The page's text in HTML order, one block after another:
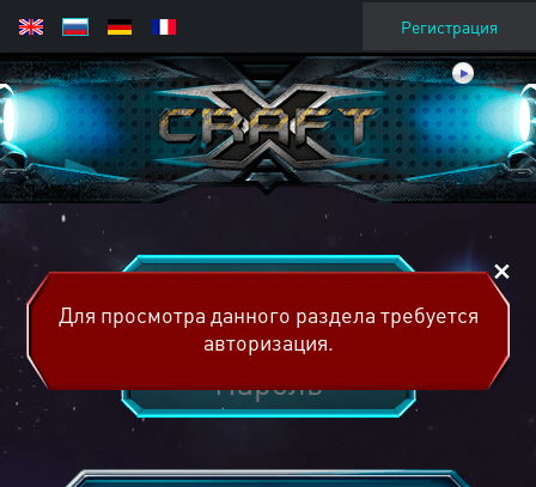
Регистрация
Для просмотра данного раздела требуется
авторизация.